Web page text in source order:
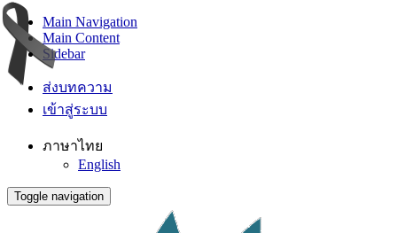
Main Navigation
Main Content
Sidebar
ส่งบทความ
เข้าสู่ระบบ
ภาษาไทย
English
Toggle navigation